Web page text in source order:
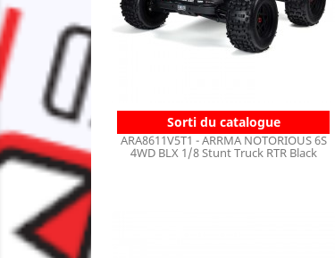
Sorti du catalogue
ARA8611V5T1 - ARRMA NOTORIOUS 6S
4WD BLX 1/8 Stunt Truck RTR Black